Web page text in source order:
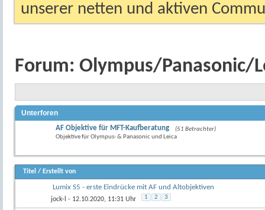
unserer netten und aktiven
Forum: Olympus/Panasonic/
Unterforen
AF Objektive für MFT-Kaufberatung
(51 Betrachter)
Objektive für Olympus- & Panasonic und Leica
Titel / Erstellt von
Lumix S5 - erste Eindrücke mit AF und Altobjektiven
jock-l - 12.10.2020, 11:31 Uhr 1 2 3